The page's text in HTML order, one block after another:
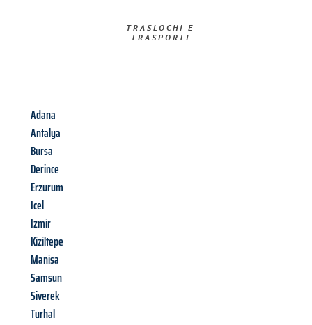
TRASLOCHI E
TRASPORTI​
Adana
Antalya
Bursa
Derince
Erzurum
Icel
Izmir
Kiziltepe
Manisa
Samsun
Siverek
Turhal